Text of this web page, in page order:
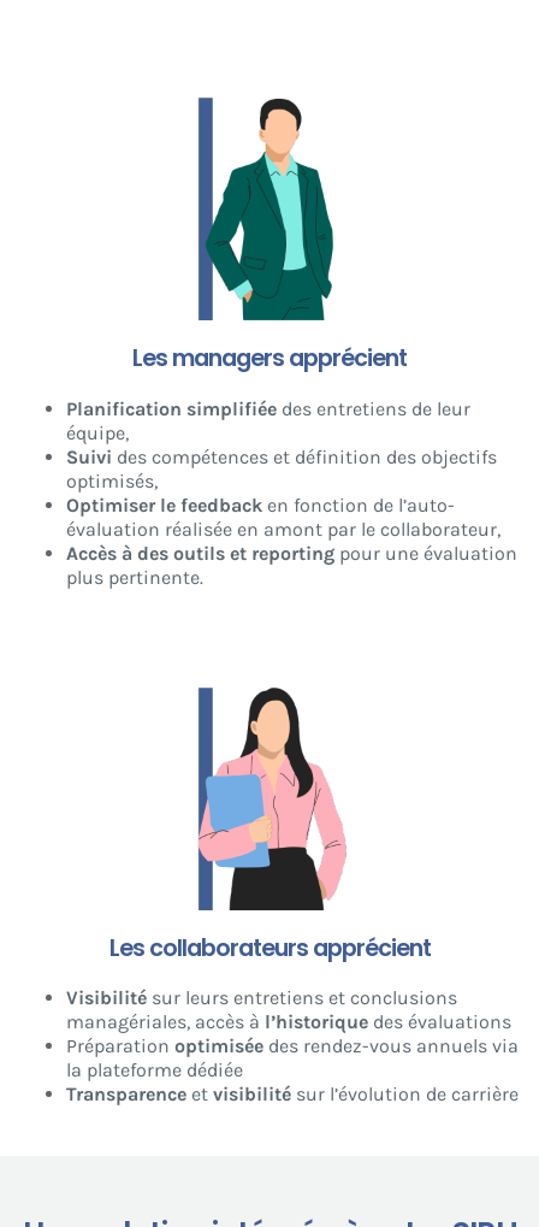
Les managers apprécient
Planification simplifiéedes entretiens de leur
équipe,
Suivi des compétences et définition des objectifs
optimisés,
Optimiser le feedback en fonction de l’auto-
évaluation réalisée en amont par le collaborateur,
Accès à des outils et reportingpour une évaluation
plus pertinente.
Les collaborateurs apprécient
Visibilitésur leurs entretiens et conclusions
managériales, accès à l’historiquedes évaluations
Préparation optimiséedes rendez-vous annuels via
la plateforme dédiée
Transparenceet visibilitésur l’évolution de carrière